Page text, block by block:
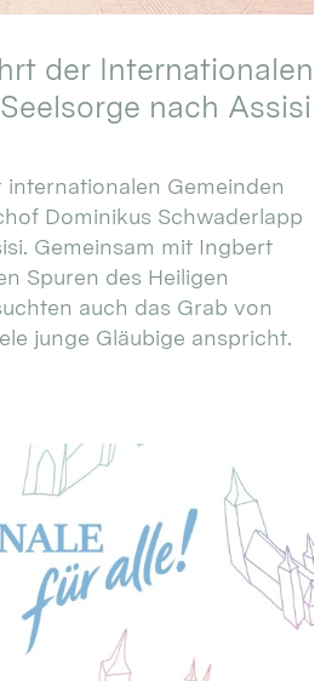
der Internationalen
nach Assisi
Gemeinden
Dominikus Schwaderlapp
Gemeinsam mit Ingbert
Spuren des Heiligen
auch das Grab von
junge Gläubige anspricht.